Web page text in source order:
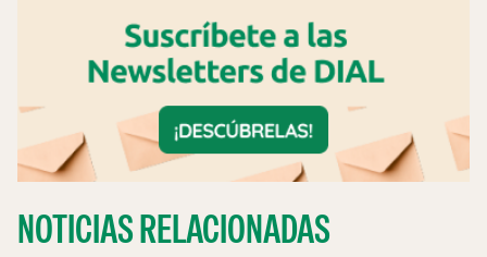
NOTICIAS RELACIONADAS